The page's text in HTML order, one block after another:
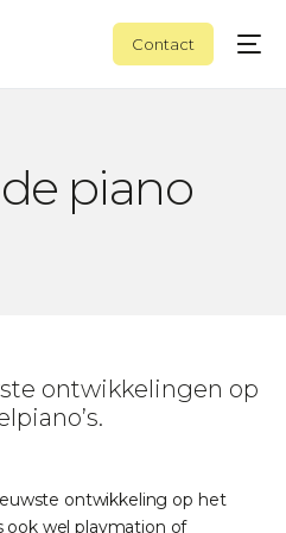
Contact
piano
ontwikkelingen op
ontwikkeling op het
ook wel playmation of